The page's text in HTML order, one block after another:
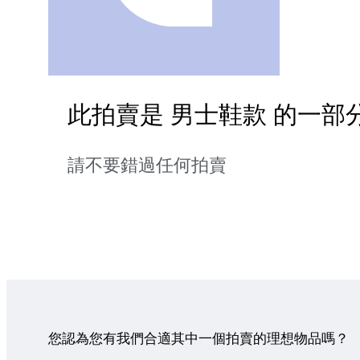
此拍賣是 男士鞋款 的一部
請不要錯過任何拍賣
您認為您有我們合適其中一個拍賣的理想物品嗎？